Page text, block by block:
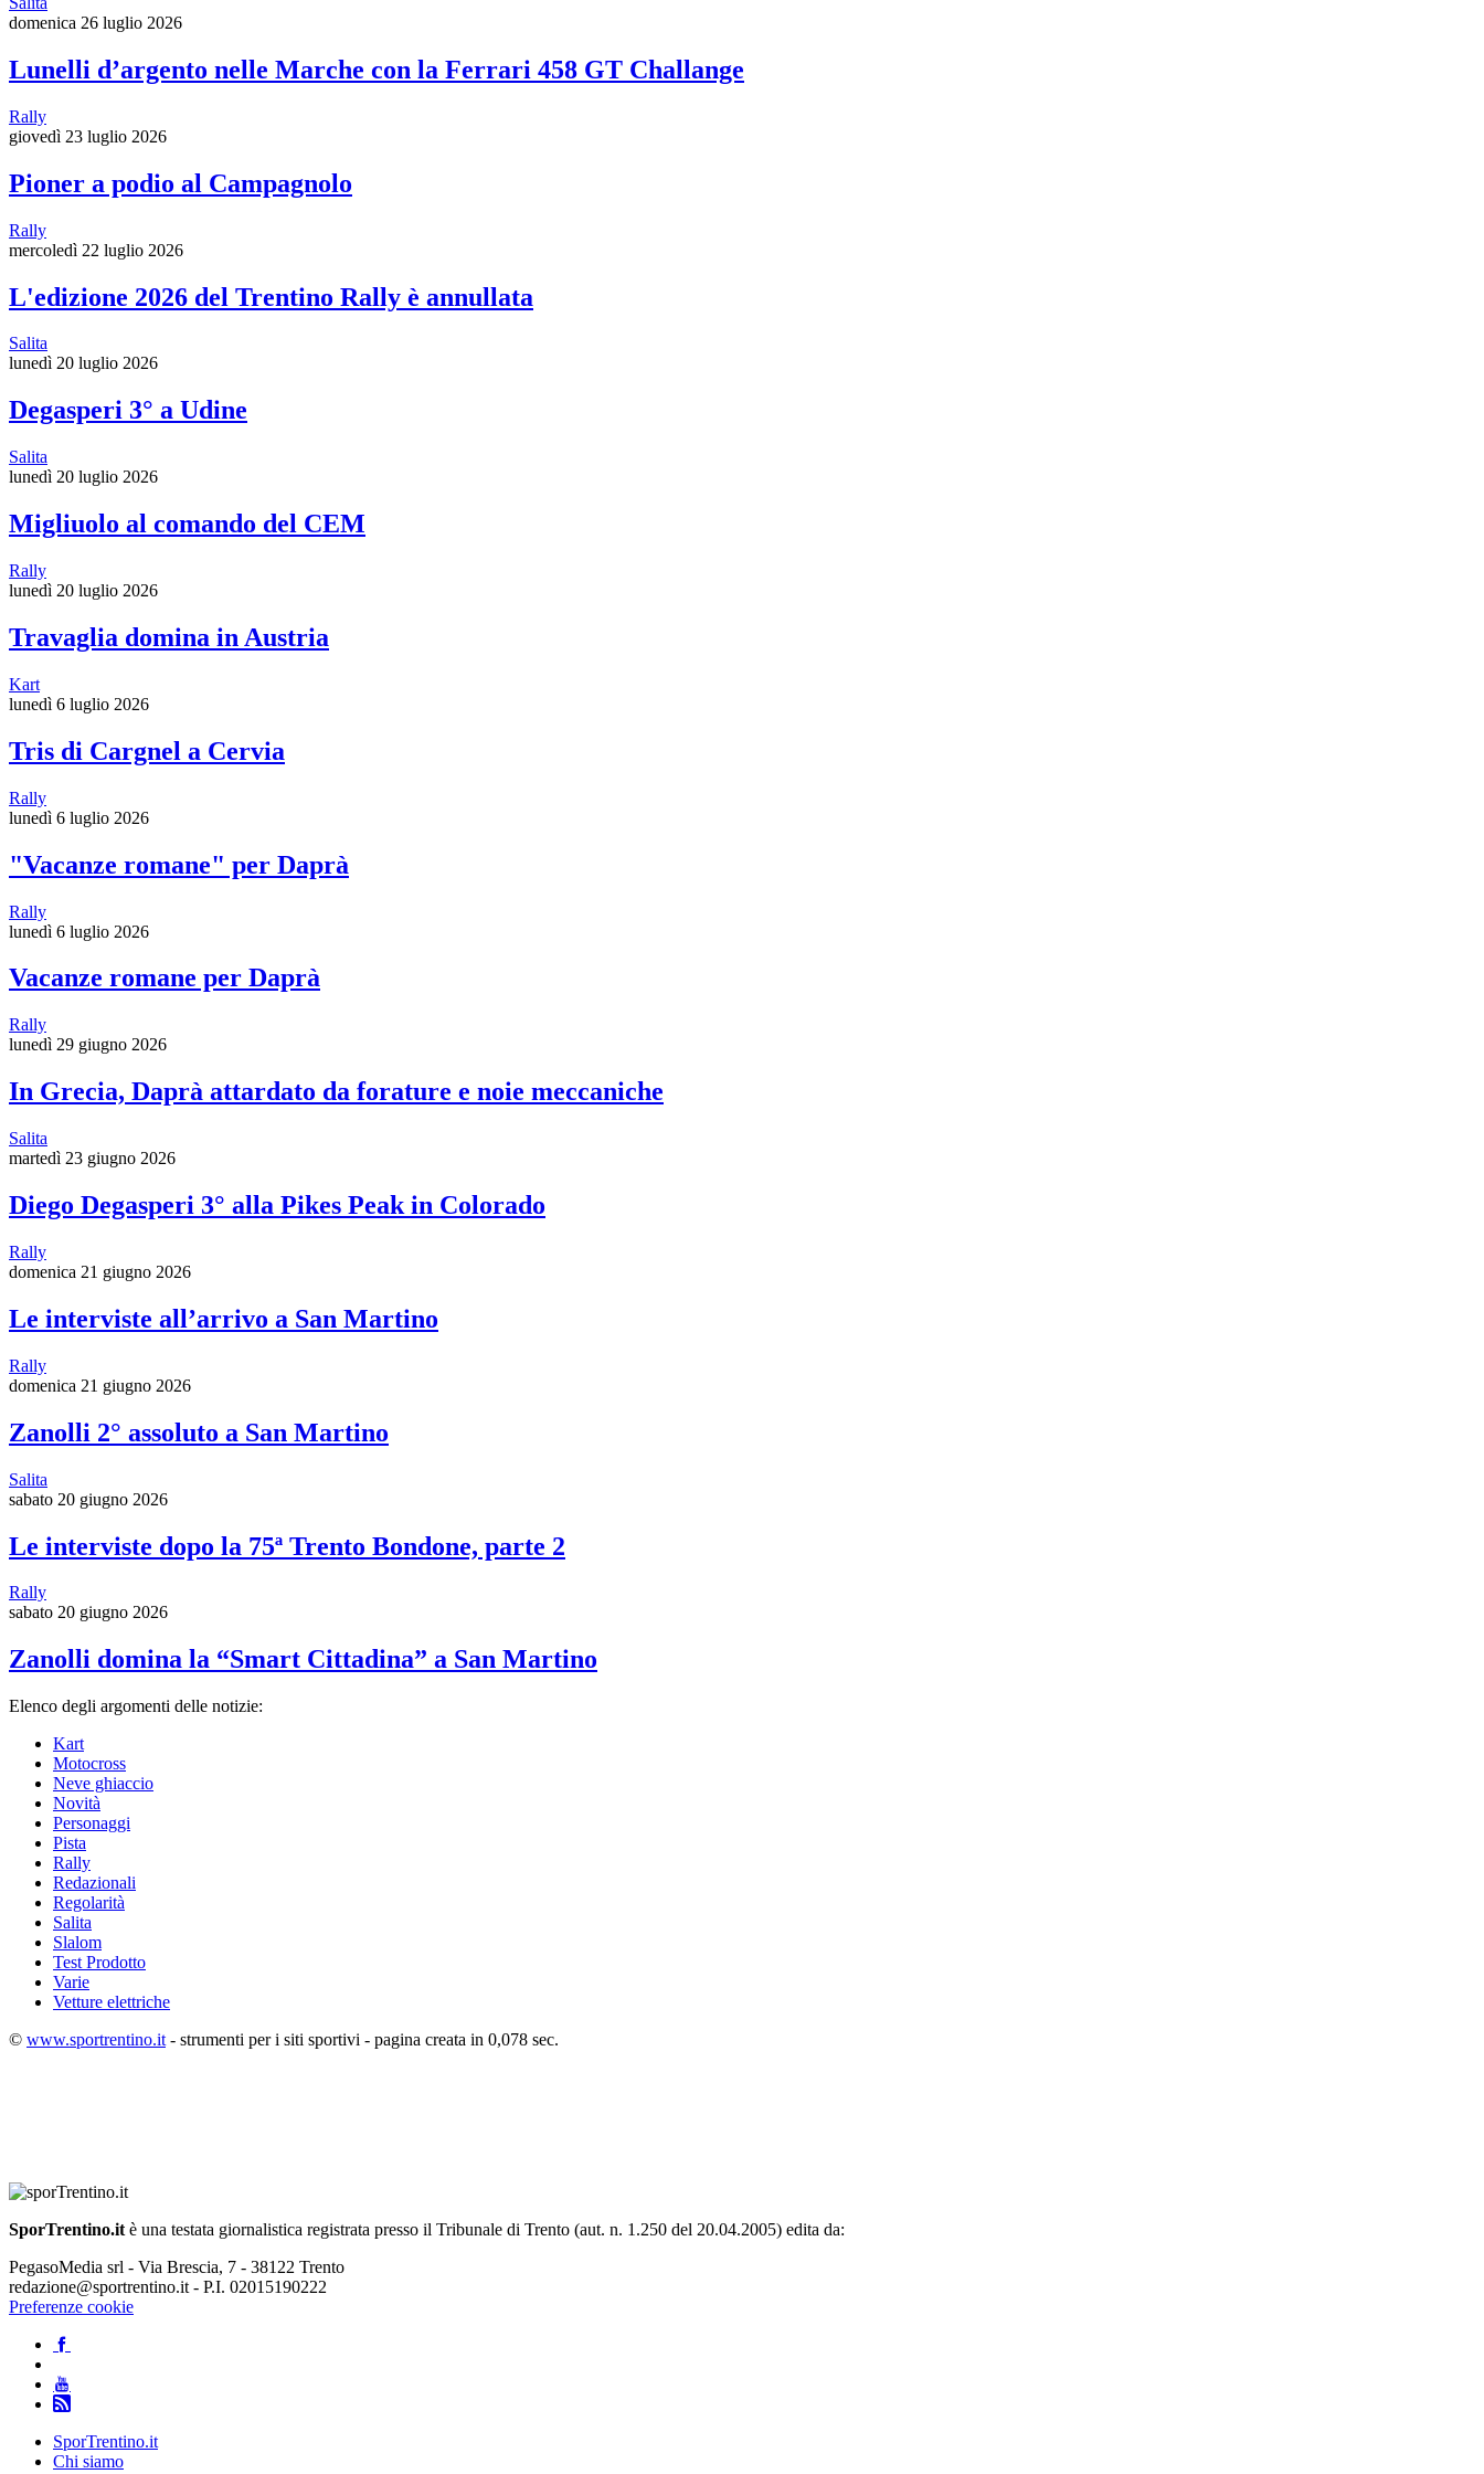
domenica 26 luglio 2026
Lunelli d’argento nelle Marche con la Ferrari 458 GT Challange
Rally
giovedì 23 luglio 2026
Pioner a podio al Campagnolo
Rally
mercoledì 22 luglio 2026
L'edizione 2026 del Trentino Rally è annullata
Salita
lunedì 20 luglio 2026
Degasperi 3° a Udine
Salita
lunedì 20 luglio 2026
Migliuolo al comando del CEM
Rally
lunedì 20 luglio 2026
Travaglia domina in Austria
Kart
lunedì 6 luglio 2026
Tris di Cargnel a Cervia
Rally
lunedì 6 luglio 2026
"Vacanze romane" per Daprà
Rally
lunedì 6 luglio 2026
Vacanze romane per Daprà
Rally
lunedì 29 giugno 2026
In Grecia, Daprà attardato da forature e noie meccaniche
Salita
martedì 23 giugno 2026
Diego Degasperi 3° alla Pikes Peak in Colorado
Rally
domenica 21 giugno 2026
Le interviste all’arrivo a San Martino
Rally
domenica 21 giugno 2026
Zanolli 2° assoluto a San Martino
Salita
sabato 20 giugno 2026
Le interviste dopo la 75ª Trento Bondone, parte 2
Rally
sabato 20 giugno 2026
Zanolli domina la “Smart Cittadina” a San Martino
Elenco degli argomenti delle notizie:
Kart
Motocross
Neve ghiaccio
Novità
Personaggi
Pista
Rally
Redazionali
Regolarità
Salita
Slalom
Test Prodotto
Varie
Vetture elettriche
© www.sportrentino.it - strumenti per i siti sportivi - pagina creata in 0,078 sec.
SporTrentino.it è una testata giornalistica registrata presso il Tribunale di Trento (aut. n. 1.250 del 20.04.2005) edita da:
PegasoMedia srl - Via Brescia, 7 - 38122 Trento
redazione@sportrentino.it - P.I. 02015190222
Preferenze cookie
SporTrentino.it
Chi siamo